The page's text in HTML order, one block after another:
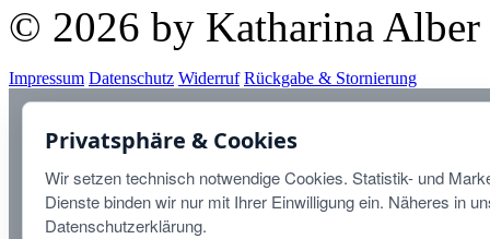
© 2026 by Katharina Alber
Impressum Datenschutz Widerruf Rückgabe & Stornierung
Privatsphäre & Cookies
Wir setzen technisch notwendige Cookies. Statistik- und
Dienste binden wir nur mit Ihrer Einwilligung ein. Näheres in
Datenschutzerklärung.
Diese Website ist durch
Datenschutzbestimmungen